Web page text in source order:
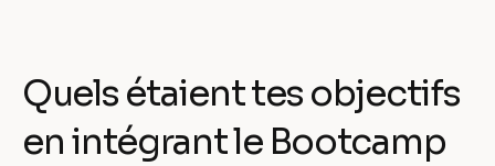
Quels étaient tes objectifs
en intégrant le Bootcamp